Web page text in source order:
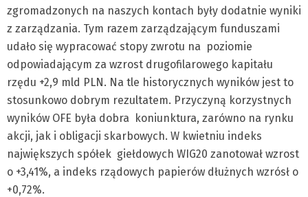
zgromadzonych na naszych kontach były dodatnie wyniki
z zarządzania. Tym razem zarządzającym funduszami
udało się wypracować stopy zwrotu na poziomie
odpowiadającym za wzrost drugofilarowego kapitału
rzędu +2,9 mld PLN. Na tle historycznych wyników jest to
stosunkowo dobrym rezultatem. Przyczyną korzystnych
wyników OFE była dobra koniunktura, zarówno na rynku
akcji, jak i obligacji skarbowych. W kwietniu indeks
największych spółek giełdowych WIG20 zanotował wzrost
o +3,41%, a indeks rządowych papierów dłużnych wzrósł o
+0,72%.